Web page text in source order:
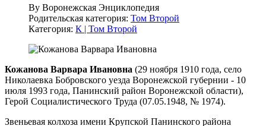
By Воронежская Энциклопедия
Родительская категория: Том Второй
Категория: К | Том Второй
Кожанова Варвара Ивановна (29 ноября 1910 года, село
Николаевка Бобровского уезда Воронежской губернии - 10
июля 1993 года, Панинский район Воронежской области),
Герой Социалистического Труда (07.05.1948, № 1974).
Звеньевая колхоза имени Крупской Панинского района